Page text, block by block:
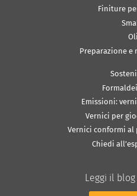
Finiture
Oli
Preparazione e
Emissioni:
Vernici per
Vernici conformi al
Chiedi
Leggi il